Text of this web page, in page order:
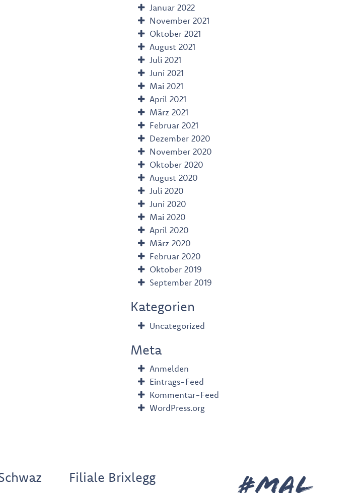
Januar 2022
November 2021
Oktober 2021
August 2021
Juli 2021
Juni 2021
Mai 2021
April 2021
März 2021
Februar 2021
Dezember 2020
November 2020
Oktober 2020
August 2020
Juli 2020
Juni 2020
Mai 2020
April 2020
März 2020
Februar 2020
Oktober 2019
September 2019
Kategorien
Uncategorized
Meta
Anmelden
Eintrags-Feed
Kommentar-Feed
WordPress.org
Filiale Brixlegg #MAL